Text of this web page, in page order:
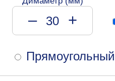
– +
Прямоугольный